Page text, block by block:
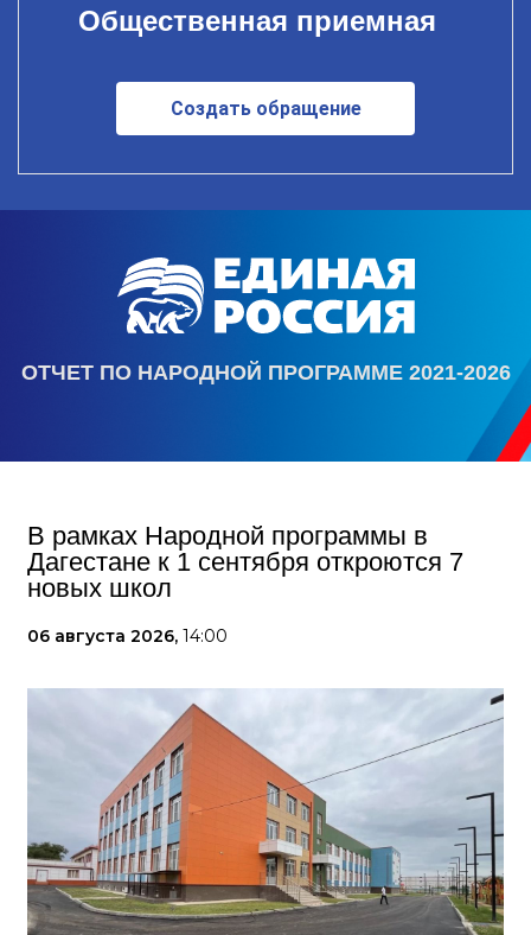
Общественная приемная
Создать обращение
ОТЧЕТ ПО НАРОДНОЙ ПРОГРАММЕ 2021-2026
В рамках Народной программы в
Дагестане к 1 сентября откроются 7
новых школ
06 августа 2026, 14:00